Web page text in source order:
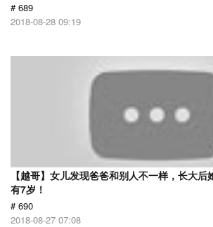
# 689
2018-08-28 09:19
【越哥】女儿发现爸爸和别人不一样，长大后
有7岁！
# 690
2018-08-27 07:08